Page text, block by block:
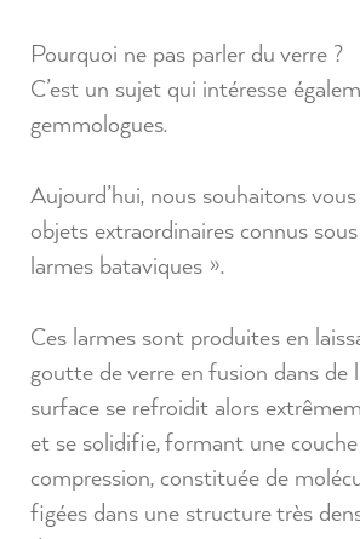
Pourquoi ne pas parler du verre ?
C’est un sujet qui intéresse
gemmologues.
Aujourd’hui, nous souhaitons
objets extraordinaires connus
larmes bataviques ».
Ces larmes sont produites en
goutte de verre en fusion dans de
surface se refroidit alors
et se solidifie, formant une
compression, constituée de
figées dans une structure très